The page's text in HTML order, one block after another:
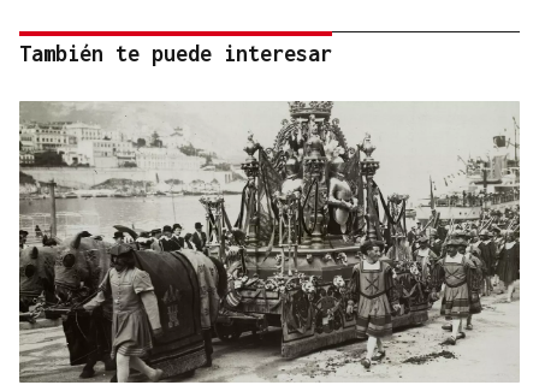
También te puede interesar